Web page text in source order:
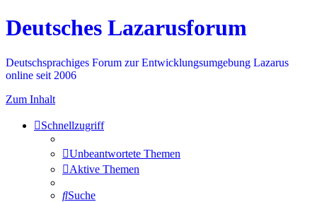
Deutsches Lazarusforum
Deutschsprachiges Forum zur Entwicklungsumgebung Lazarus
online seit 2006
Zum Inhalt
Schnellzugriff
Unbeantwortete Themen
Aktive Themen
Suche